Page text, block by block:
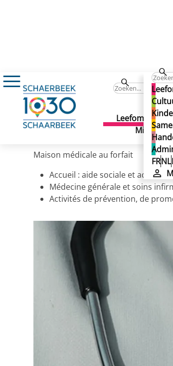
FRNL
Leefomgeving
Milieu
Maison Médicale Sainte-Marie
Maison Médicale
Maison Médicale
Gepubliceerd op 29/11/2024
Maison médicale au forfait
Accueil : aide sociale et
Médecine générale et soins
Activités de prévention, de